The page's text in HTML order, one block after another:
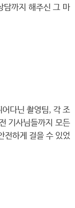
담까지 해주신 그 마
다닌 촬영팀, 각 조
기사님들까지 모든
전하게 걸을 수 있었